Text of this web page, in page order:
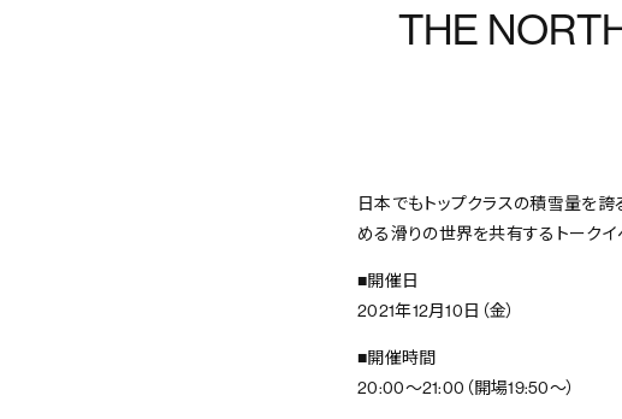
THE
日本でもトップクラスの積雪量を
める滑りの世界を共有するトークイ
■開催日
2021年12月10日（金）
■開催時間
20:00〜21:00（開場19:50〜）